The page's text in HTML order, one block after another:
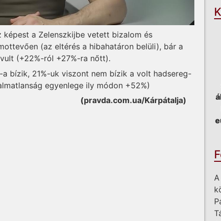
a Zelenszkijbe vetett bizalom és
(az eltérés a hibahatáron belüli), bár a
(+22%-ról +27%-ra nőtt).
bízik, 21%-uk viszont nem bízik a volt hadsereg-
egyenlege ily módon +52%)
(pravda.com.ua/Kárpátalja)